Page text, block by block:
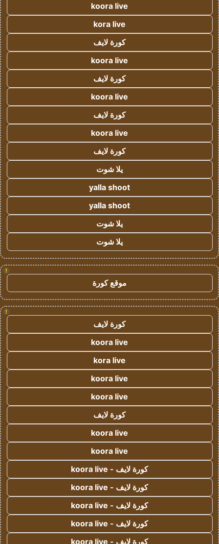
koora live
kora live
كورة لايف
koora live
كورة لايف
koora live
كورة لايف
koora live
كورة لايف
يلا شوت
yalla shoot
yalla shoot
يلا شوت
يلا شوت
!
موقع كورة
!
كورة لايف
koora live
kora live
koora live
koora live
كورة لايف
koora live
koora live
كورة لايف - koora live
كورة لايف - koora live
كورة لايف - koora live
كورة لايف - koora live
كورة لايف - koora live